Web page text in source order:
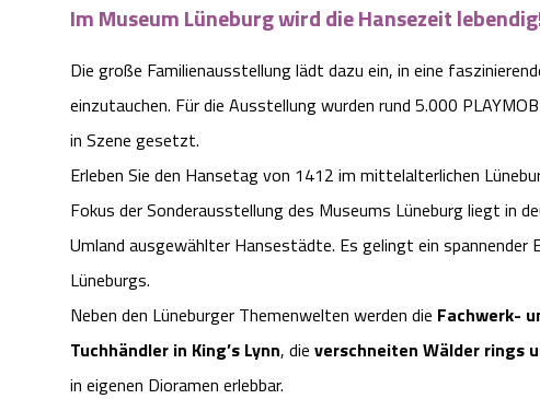
Im Museum Lüneburg wird die Hansezeit
Die große Familienausstellung lädt dazu ein, in eine
einzutauchen. Für die Ausstellung wurden rund 5.000
in Szene gesetzt.
Erleben Sie den Hansetag von 1412 im mittelalterlichen
Fokus der Sonderausstellung des Museums Lüneburg liegt in
Umland ausgewählter Hansestädte. Es gelingt ein
Lüneburgs.
Neben den Lüneburger Themenwelten werden die Fachwerk-
Tuchhändler in King’s Lynn, die verschneiten Wälder rings
in eigenen Dioramen erlebbar.